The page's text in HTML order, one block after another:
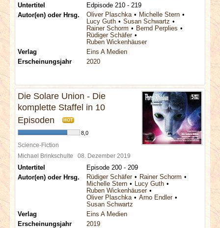
Untertitel
Edpisode 210 - 219
Autor(en) oder Hrsg.
Oliver Plaschka
Michelle Stern
Lucy Guth
Susan Schwartz
Rainer Schorm
Bernd Perplies
Rüdiger Schäfer
Ruben Wickenhäuser
Verlag
Eins A Medien
Erscheinungsjahr
2020
Die Solare Union - Die
komplette Staffel in 10
Episoden
HOT
8,0
Science-Fiction
Michael Brinkschulte 08. Dezember 2019
Untertitel
Episode 200 - 209
Autor(en) oder Hrsg.
Rüdiger Schäfer
Rainer Schorm
Michelle Stern
Lucy Guth
Ruben Wickenhäuser
Oliver Plaschka
Arno Endler
Susan Schwartz
Verlag
Eins A Medien
Erscheinungsjahr
2019